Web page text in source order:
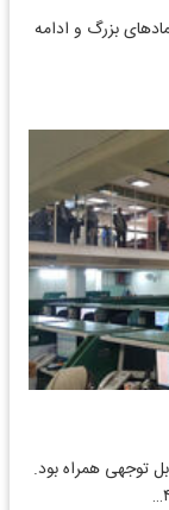
بزرگ و ادامه
توجهی همراه بود.